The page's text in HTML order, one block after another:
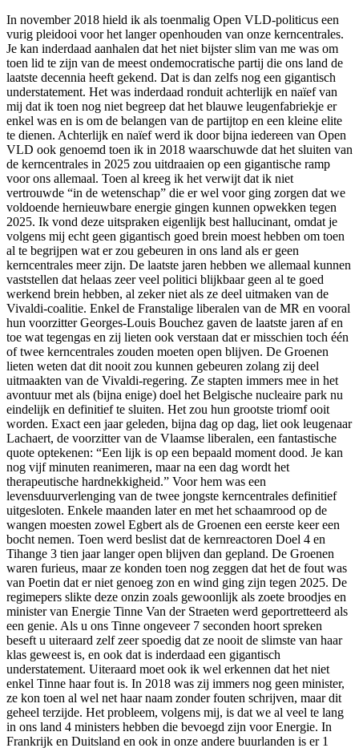
In november 2018 hield ik als toenmalig Open VLD-politicus een
vurig pleidooi voor het langer openhouden van onze kerncentrales.
Je kan inderdaad aanhalen dat het niet bijster slim van me was om
toen lid te zijn van de meest ondemocratische partij die ons land de
laatste decennia heeft gekend. Dat is dan zelfs nog een gigantisch
understatement. Het was inderdaad ronduit achterlijk en naïef van
mij dat ik toen nog niet begreep dat het blauwe leugenfabriekje er
enkel was en is om de belangen van de partijtop en een kleine elite
te dienen. Achterlijk en naïef werd ik door bijna iedereen van Open
VLD ook genoemd toen ik in 2018 waarschuwde dat het sluiten van
de kerncentrales in 2025 zou uitdraaien op een gigantische ramp
voor ons allemaal. Toen al kreeg ik het verwijt dat ik niet
vertrouwde “in de wetenschap” die er wel voor ging zorgen dat we
voldoende hernieuwbare energie gingen kunnen opwekken tegen
2025. Ik vond deze uitspraken eigenlijk best hallucinant, omdat je
volgens mij echt geen gigantisch goed brein moest hebben om toen
al te begrijpen wat er zou gebeuren in ons land als er geen
kerncentrales meer zijn. De laatste jaren hebben we allemaal kunnen
vaststellen dat helaas zeer veel politici blijkbaar geen al te goed
werkend brein hebben, al zeker niet als ze deel uitmaken van de
Vivaldi-coalitie. Enkel de Franstalige liberalen van de MR en vooral
hun voorzitter Georges-Louis Bouchez gaven de laatste jaren af en
toe wat tegengas en zij lieten ook verstaan dat er misschien toch één
of twee kerncentrales zouden moeten open blijven. De Groenen
lieten weten dat dit nooit zou kunnen gebeuren zolang zij deel
uitmaakten van de Vivaldi-regering. Ze stapten immers mee in het
avontuur met als (bijna enige) doel het Belgische nucleaire park nu
eindelijk en definitief te sluiten. Het zou hun grootste triomf ooit
worden. Exact een jaar geleden, bijna dag op dag, liet ook leugenaar
Lachaert, de voorzitter van de Vlaamse liberalen, een fantastische
quote optekenen: “Een lijk is op een bepaald moment dood. Je kan
nog vijf minuten reanimeren, maar na een dag wordt het
therapeutische hardnekkigheid.” Voor hem was een
levensduurverlenging van de twee jongste kerncentrales definitief
uitgesloten. Enkele maanden later en met het schaamrood op de
wangen moesten zowel Egbert als de Groenen een eerste keer een
bocht nemen. Toen werd beslist dat de kernreactoren Doel 4 en
Tihange 3 tien jaar langer open blijven dan gepland. De Groenen
waren furieus, maar ze konden toen nog zeggen dat het de fout was
van Poetin dat er niet genoeg zon en wind ging zijn tegen 2025. De
regimepers slikte deze onzin zoals gewoonlijk als zoete broodjes en
minister van Energie Tinne Van der Straeten werd geportretteerd als
een genie. Als u ons Tinne ongeveer 7 seconden hoort spreken
beseft u uiteraard zelf zeer spoedig dat ze nooit de slimste van haar
klas geweest is, en ook dat is inderdaad een gigantisch
understatement. Uiteraard moet ook ik wel erkennen dat het niet
enkel Tinne haar fout is. In 2018 was zij immers nog geen minister,
ze kon toen al wel net haar naam zonder fouten schrijven, maar dit
geheel terzijde. Het probleem, volgens mij, is dat we al veel te lang
in ons land 4 ministers hebben die bevoegd zijn voor Energie. In
Frankrijk en Duitsland en ook in onze andere buurlanden is er 1